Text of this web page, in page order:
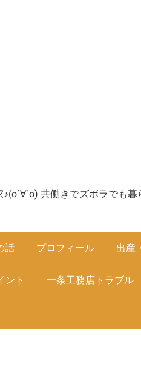
共働きでズボラでも暮
話 プロフィール 出産
ント 一条工務店トラブル